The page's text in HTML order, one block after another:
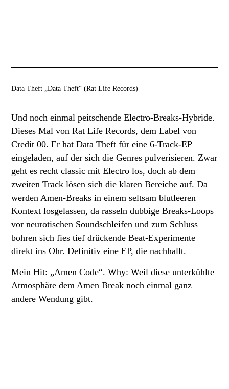
Data Theft „Data Theft“ (Rat Life Records)
Und noch einmal peitschende Electro-Breaks-Hybride.
Dieses Mal von Rat Life Records, dem Label von
Credit 00. Er hat Data Theft für eine 6-Track-EP
eingeladen, auf der sich die Genres pulverisieren. Zwar
geht es recht classic mit Electro los, doch ab dem
zweiten Track lösen sich die klaren Bereiche auf. Da
werden Amen-Breaks in einem seltsam blutleeren
Kontext losgelassen, da rasseln dubbige Breaks-Loops
vor neurotischen Soundschleifen und zum Schluss
bohren sich fies tief drückende Beat-Experimente
direkt ins Ohr. Definitiv eine EP, die nachhallt.
Mein Hit: „Amen Code“. Why: Weil diese unterkühlte
Atmosphäre dem Amen Break noch einmal ganz
andere Wendung gibt.